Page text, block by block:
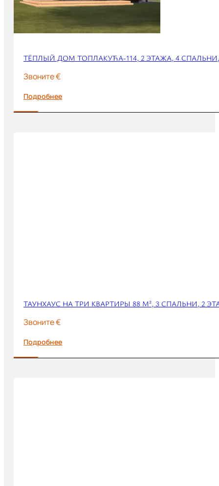
ТЁПЛЫЙ ДОМ ТОПЛАКУЋА-114, 2 ЭТАЖА, 4
Звоните €
Подробнее
ТАУНХАУС НА ТРИ КВАРТИРЫ 88 М², 3 СПАЛЬНИ, 2
Звоните €
Подробнее